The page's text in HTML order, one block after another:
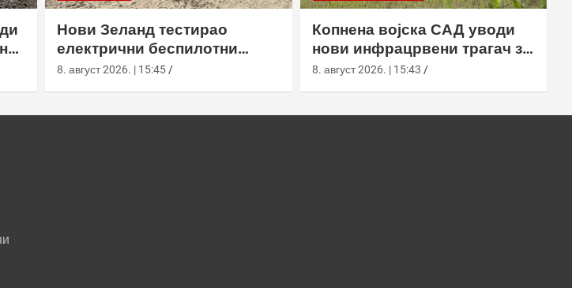
Нови Зеланд тестирао
електрични беспилотни
чамац Wхаи са беспосадним
8. август 2026. | 15:45
Копнена војска САД уводи
нови инфрацрвени трагач за
Јавелин
8. август 2026. | 15:43